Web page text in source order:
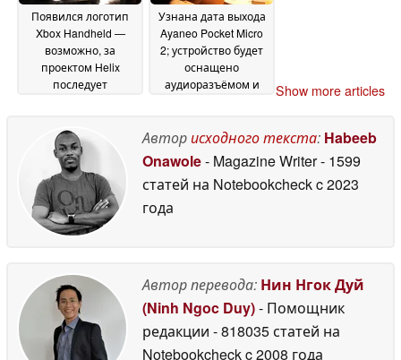
Появился логотип
Xbox Handheld —
возможно, за
проектом Helix
последует
Узнана дата выхода
Ayaneo Pocket Micro
2; устройство будет
оснащено
аудиоразъёмом и
Show more articles
Авторисходного текста: Habeeb
Onawole- Magazine Writer- 1599
статей на Notebookcheckc 2023
года
Автор перевода: Нин Нгок Дуй
(Ninh Ngoc Duy)- Помощник
редакции - 818035 статей на
Notebookcheckc 2008 года